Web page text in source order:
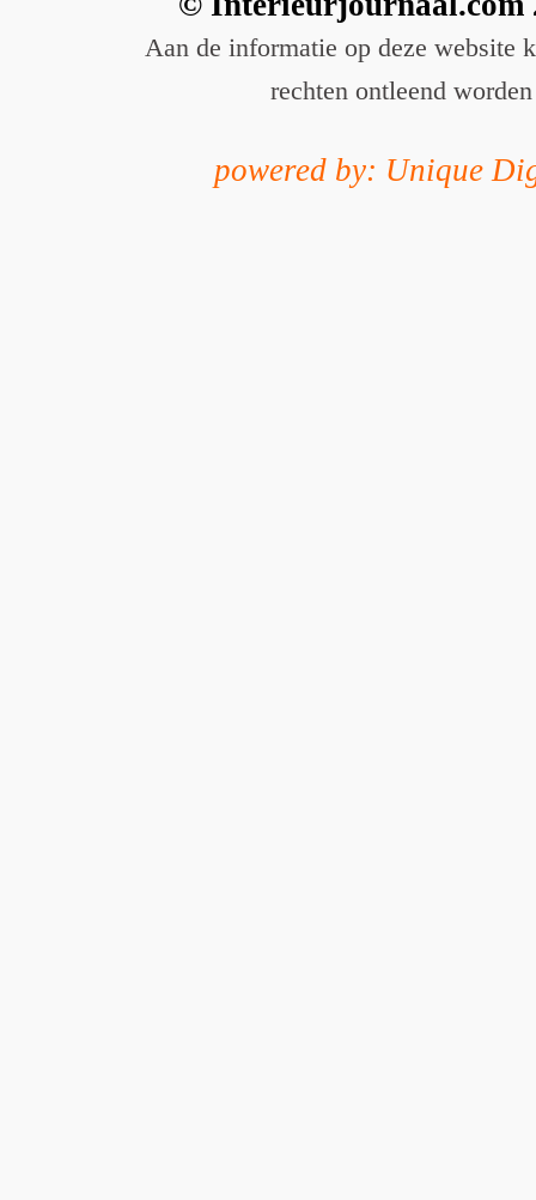
Aan de informatie op deze website
rechten ontleend worden
powered by: Unique